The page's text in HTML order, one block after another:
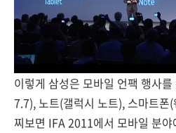
이렇게 삼성은 모바일 언팩 행사
7.7), 노트(갤럭시 노트), 스마트폰
찌보면 IFA 2011에서 모바일 분